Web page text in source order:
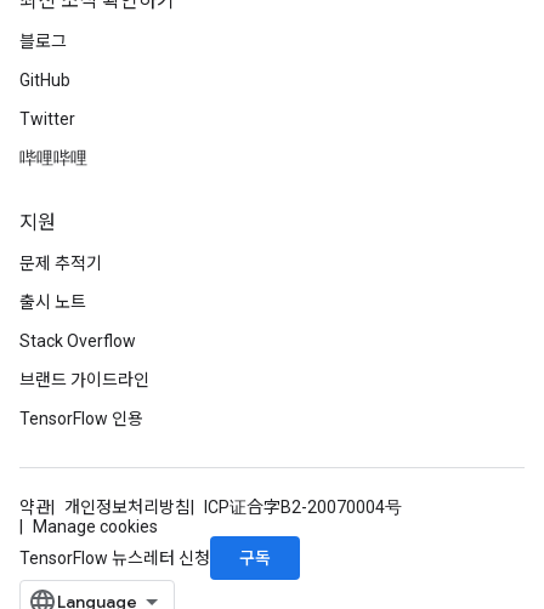
블로그
GitHub
Twitter
哔哩哔哩
지원
문제 추적기
출시 노트
Stack Overflow
브랜드 가이드라인
TensorFlow 인용
약관 개인정보처리방침
ICP证合字B2-20070004号
Manage cookies
TensorFlow 뉴스레터 신청
구독